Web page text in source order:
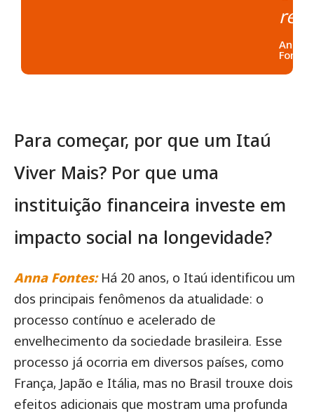
Anna
Fontes
Para começar, por que um Itaú
Viver Mais? Por que uma
instituição financeira investe em
impacto social na longevidade?
Anna Fontes: Há 20 anos, o Itaú identificou um
dos principais fenômenos da atualidade: o
processo contínuo e acelerado de
envelhecimento da sociedade brasileira. Esse
processo já ocorria em diversos países, como
França, Japão e Itália, mas no Brasil trouxe dois
efeitos adicionais que mostram uma profunda